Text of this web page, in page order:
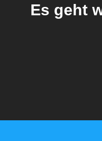
Es geht